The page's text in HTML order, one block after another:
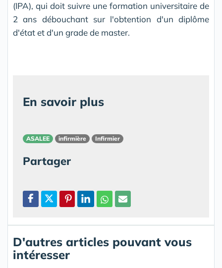
(IPA), qui doit suivre une formation universitaire de
2 ans débouchant sur l'obtention d'un diplôme
d'état et d'un grade de master.
En savoir plus
ASALEE infirmière Infirmier
Partager
D'autres articles pouvant vous
intéresser